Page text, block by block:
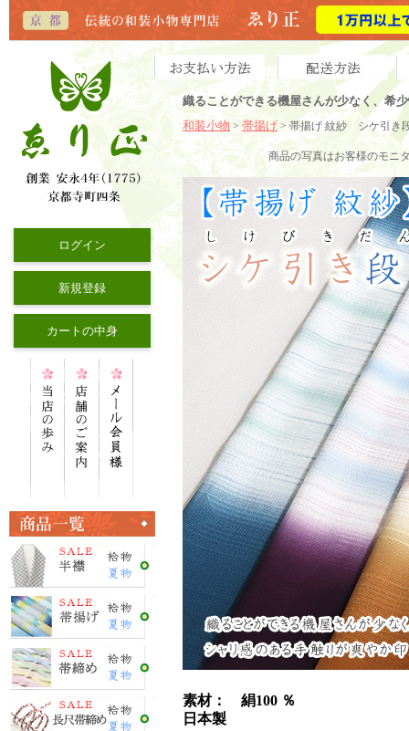
ログイン
新規登録
カートの中身
織ることができる機屋さんが少なく、希
和装小物 > 帯揚げ > 帯揚げ 紋紗 シケ引き
商品の写真はお客様のモニ
素材： 絹100 ％
日本製